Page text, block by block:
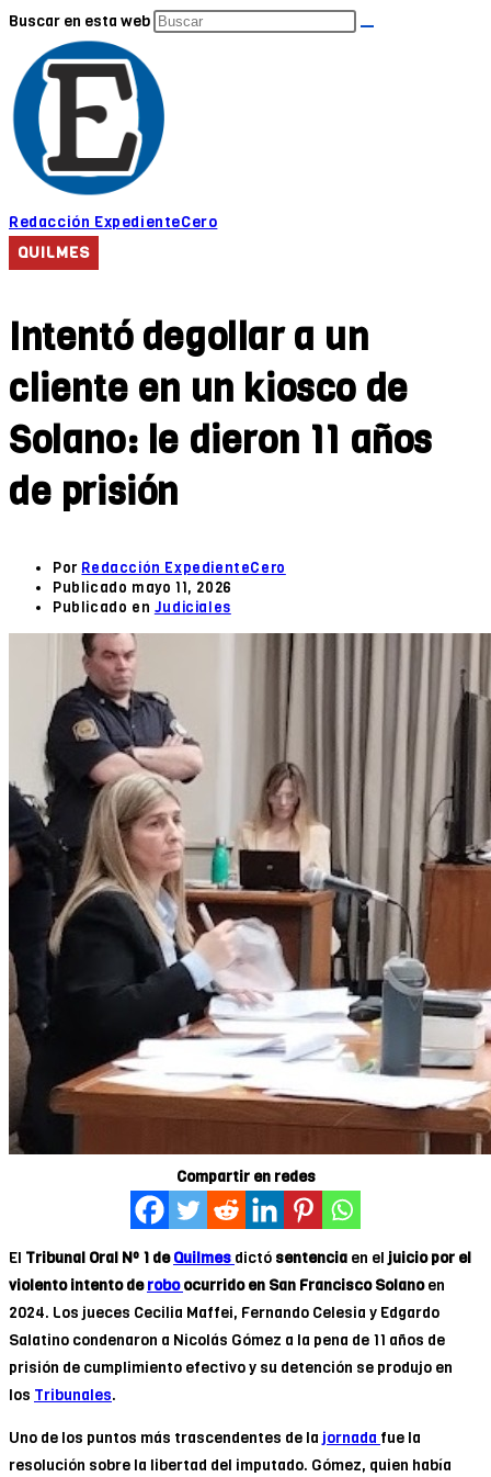
Buscar en esta web
Redacción ExpedienteCero
QUILMES
Intentó degollar a un
cliente en un kiosco de
Solano: le dieron 11 años
de prisión
Por Redacción ExpedienteCero
Publicado mayo 11, 2026
Publicado en Judiciales
Compartir en redes
El Tribunal Oral Nº 1 deQuilmes dictó sentencia en el juicio por el
violento intento deroboocurrido en San Francisco Solanoen
2024. Los jueces Cecilia Maffei, Fernando Celesia y Edgardo
Salatino condenaron a Nicolás Gómez a la pena de 11 años de
prisión de cumplimiento efectivo y su detención se produjo en
los Tribunales.
Uno de los puntos más trascendentes de la jornada fue la
resolución sobre la libertad del imputado. Gómez, quien había